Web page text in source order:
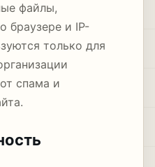
файлы,
браузере и IP-
только для
спама и